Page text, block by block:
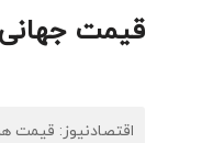
قیمت جهانی نفت
اقتصادنیوز: قیمت هر بشکه نفت برنت